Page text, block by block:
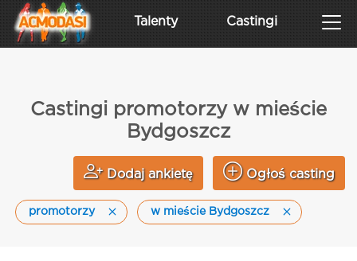
Talenty Castingi
Castingi promotorzy w mieście
Bydgoszcz
Dodaj ankietę Ogłoś casting
promotorzy w mieście Bydgoszcz